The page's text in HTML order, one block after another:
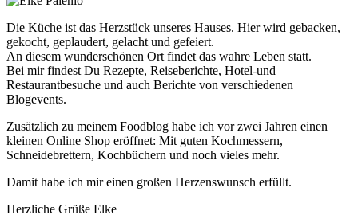
Die Küche ist das Herzstück unseres Hauses. Hier wird gebacken,
gekocht, geplaudert, gelacht und gefeiert.
An diesem wunderschönen Ort findet das wahre Leben statt.
Bei mir findest Du Rezepte, Reiseberichte, Hotel-und
Restaurantbesuche und auch Berichte von verschiedenen
Blogevents.
Zusätzlich zu meinem Foodblog habe ich vor zwei Jahren einen
kleinen Online Shop eröffnet: Mit guten Kochmessern,
Schneidebrettern, Kochbüchern und noch vieles mehr.
Damit habe ich mir einen großen Herzenswunsch erfüllt.
Herzliche Grüße Elke